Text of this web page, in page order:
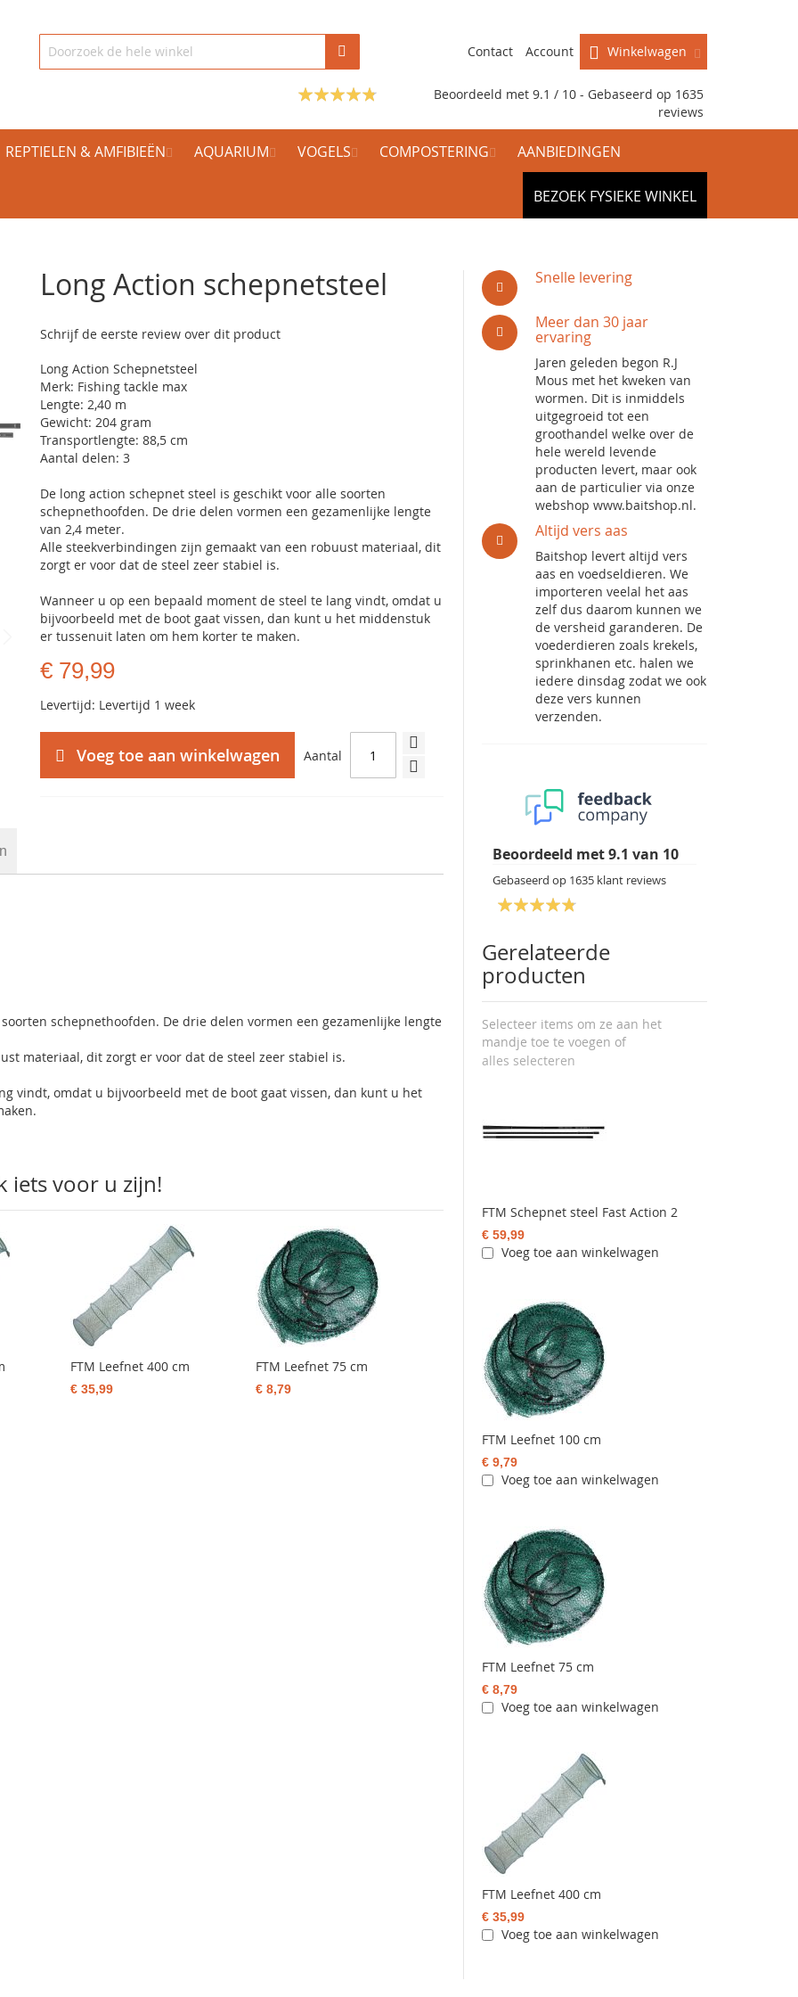
Winkelwagen
Contact Account
Beoordeeld met 9.1 / 10 - Gebaseerd op 1635
reviews
REPTIELEN & AMFIBIEËN AQUARIUM VOGELS COMPOSTERING AANBIEDINGEN
BEZOEK FYSIEKE WINKEL
Long Action schepnetsteel
Schrijf de eerste review over dit product
Long Action Schepnetsteel
Merk: Fishing tackle max
Lengte: 2,40 m
Gewicht: 204 gram
Transportlengte: 88,5 cm
Aantal delen: 3
De long action schepnet steel is geschikt voor alle soorten
schepnethoofden. De drie delen vormen een gezamenlijke lengte
van 2,4 meter.
Alle steekverbindingen zijn gemaakt van een robuust materiaal, dit
zorgt er voor dat de steel zeer stabiel is.
Wanneer u op een bepaald moment de steel te lang vindt, omdat u
bijvoorbeeld met de boot gaat vissen, dan kunt u het middenstuk
er tussenuit laten om hem korter te maken.
€ 79,99
Levertijd: Levertijd 1 week
Aantal
Voeg toe aan winkelwagen
Snelle levering
Meer dan 30 jaar
ervaring
Jaren geleden begon R.J
Mous met het kweken van
wormen. Dit is inmiddels
uitgegroeid tot een
groothandel welke over de
hele wereld levende
producten levert, maar ook
aan de particulier via onze
webshop www.baitshop.nl.
Altijd vers aas
Baitshop levert altijd vers
aas en voedseldieren. We
importeren veelal het aas
zelf dus daarom kunnen we
de versheid garanderen. De
voederdieren zoals krekels,
sprinkhanen etc. halen we
iedere dinsdag zodat we ook
deze vers kunnen
verzenden.
Beoordeeld met9.1 van 10
Gebaseerd op 1635 klant reviews
Gerelateerde
producten
Selecteer items om ze aan het
mandje toe te voegen of
alles selecteren
FTM Schepnet steel Fast Action 2
€ 59,99
Voeg toe aan winkelwagen
FTM Leefnet 100 cm
€ 9,79
Voeg toe aan winkelwagen
FTM Leefnet 75 cm
€ 8,79
Voeg toe aan winkelwagen
FTM Leefnet 400 cm
€ 35,99
Voeg toe aan winkelwagen
schepnethoofden. De drie delen vormen een gezamenlijke lengte
materiaal, dit zorgt er voor dat de steel zeer stabiel is.
vindt, omdat u bijvoorbeeld met de boot gaat vissen, dan kunt u het
iets voor u zijn!
FTM Leefnet 400 cm
€ 35,99
FTM Leefnet 75 cm
€ 8,79